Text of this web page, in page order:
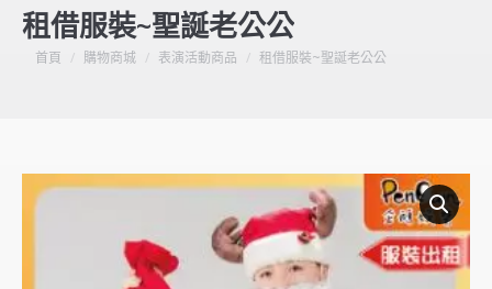
租借服裝~聖誕老公公
您在這裡：
首頁 購物商城 表演活動商品 租借服裝~聖誕老公公